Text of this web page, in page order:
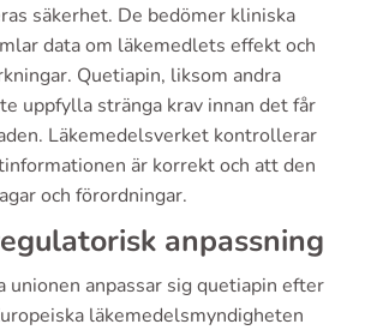
säkerhet. De bedömer kliniska
data om läkemedlets effekt och
Quetiapin, liksom andra
uppfylla stränga krav innan det får
Läkemedelsverket kontrollerar
är korrekt och att den
och förordningar.
anpassning
unionen anpassar sig quetiapin efter
läkemedelsmyndigheten